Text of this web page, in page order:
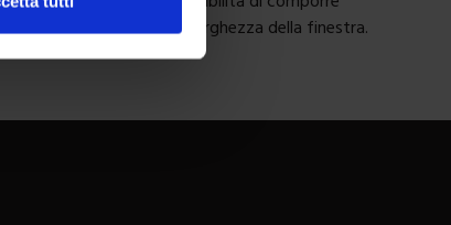
necessaria in base alla larghezza della finestra.